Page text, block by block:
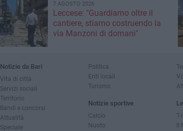
7 AGOSTO 2026
Leccese: "Guardiamo oltre il
cantiere, stiamo costruendo la
via Manzoni di domani"
Notizie da Bari
Vita di città
Servizi sociali
Territorio
Bandi e concorsi
Attualità
Speciale
Politica
Enti locali
Turismo
Notizie sportive
Calcio
Nuoto
Il